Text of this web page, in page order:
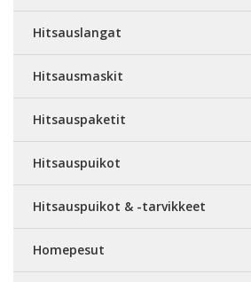
Hitsauslangat
Hitsausmaskit
Hitsauspaketit
Hitsauspuikot
Hitsauspuikot & -tarvikkeet
Homepesut